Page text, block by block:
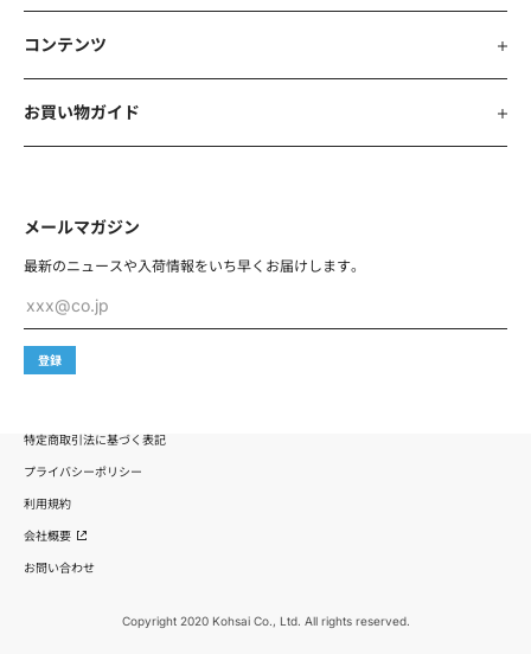
第3条 情報の管理
情報への不正アクセス・紛失・破損・改ざん・漏洩などを
当社は、個人情報の取扱いの全部又は一部を委託する場合
は、委託先において個人情報の安全管理が図られるよう、
第4条 利用目的
2. 商品等に関するご案内、お問い合せ等への対応のため
に対する対応のため
コンテンツ
お買い物ガイド
メールマガジン
最新のニュースや入荷情報をいち早くお届けします。
xxx@co.jp
登録
特定商取引法に基づく表記
プライバシーポリシー
利用規約
会社概要
お問い合わせ
Copyright 2020 Kohsai Co., Ltd. All rights reserved.